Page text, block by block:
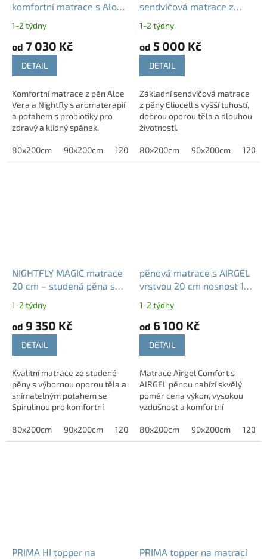
komfortní matrace s Aloe
1-2 týdny
od 7 030 Kč
DETAIL
Komfortní matrace z pěn Aloe
Vera a Nightfly s aromaterapií
a potahem s probiotiky pro
zdravý a klidný spánek.
80x200cm 90x200cm 120x200cm 140x200 cm
sendvičová matrace z
1-2 týdny
od 5 000 Kč
DETAIL
Základní sendvičová matrace
z pěny Eliocell s vyšší tuhostí,
dobrou oporou těla a dlouhou
životností.
80x200cm 90x200cm
NIGHTFLY MAGIC matrace
20 cm – studená pěna se
1-2 týdny
od 9 350 Kč
DETAIL
Kvalitní matrace ze studené
pěny s výbornou oporou těla a
snímatelným potahem se
Spirulinou pro komfortní
80x200cm
90x200cm 120x200cm 140x200cm
pěnová matrace s AIRGEL
vrstvou 20 cm nosnost 130
1-2 týdny
od 6 100 Kč
DETAIL
Matrace Airgel Comfort s
AIRGEL pěnou nabízí skvělý
poměr cena výkon, vysokou
vzdušnost a komfortní
80x200cm
90x200cm
PRIMA HI topper na PRIMA topper na matraci